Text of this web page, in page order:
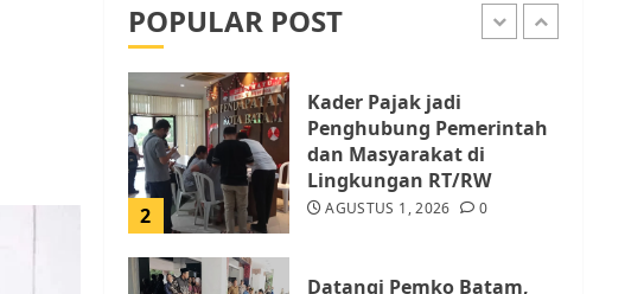
POPULAR POST
1 AGUSTUS 1, 2026
2
Kader Pajak jadi
Penghubung Pemerintah
dan Masyarakat di
Lingkungan RT/RW
AGUSTUS 1, 2026 0
Datangi Pemko Batam,